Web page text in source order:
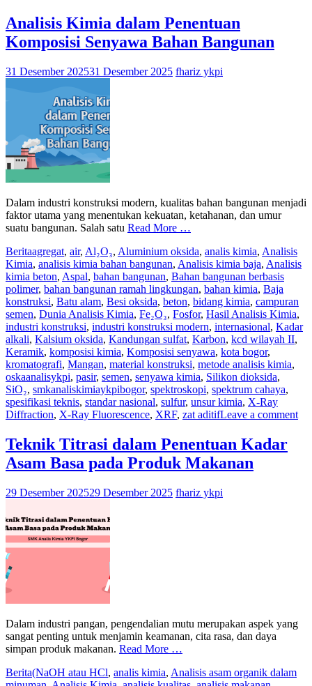
Analisis Kimia dalam Penentuan
Komposisi Senyawa Bahan Bangunan
31 Desember 202531 Desember 2025 fhariz ykpi
Dalam industri konstruksi modern, kualitas bahan bangunan menjadi
faktor utama yang menentukan kekuatan, ketahanan, dan umur
suatu bangunan. Salah satu Read More …
Beritaagregat, air, Al₂O₃, Aluminium oksida, analis kimia, Analisis
Kimia, analisis kimia bahan bangunan, Analisis kimia baja, Analisis
kimia beton, Aspal, bahan bangunan, Bahan bangunan berbasis
polimer, bahan bangunan ramah lingkungan, bahan kimia, Baja
konstruksi, Batu alam, Besi oksida, beton, bidang kimia, campuran
semen, Dunia Analisis Kimia, Fe₂O₃, Fosfor, Hasil Analisis Kimia,
industri konstruksi, industri konstruksi modern, internasional, Kadar
alkali, Kalsium oksida, Kandungan sulfat, Karbon, kcd wilayah II,
Keramik, komposisi kimia, Komposisi senyawa, kota bogor,
kromatografi, Mangan, material konstruksi, metode analisis kimia,
oskaanalisykpi, pasir, semen, senyawa kimia, Silikon dioksida,
SiO₂, smkanaliskimiaykpibogor, spektroskopi, spektrum cahaya,
spesifikasi teknis, standar nasional, sulfur, unsur kimia, X-Ray
Diffraction, X-Ray Fluorescence, XRF, zat aditifLeave a comment
Teknik Titrasi dalam Penentuan Kadar
Asam Basa pada Produk Makanan
29 Desember 202529 Desember 2025 fhariz ykpi
Dalam industri pangan, pengendalian mutu merupakan aspek yang
sangat penting untuk menjamin keamanan, cita rasa, dan daya
simpan produk makanan. Read More …
Berita(NaOH atau HCl, analis kimia, Analisis asam organik dalam